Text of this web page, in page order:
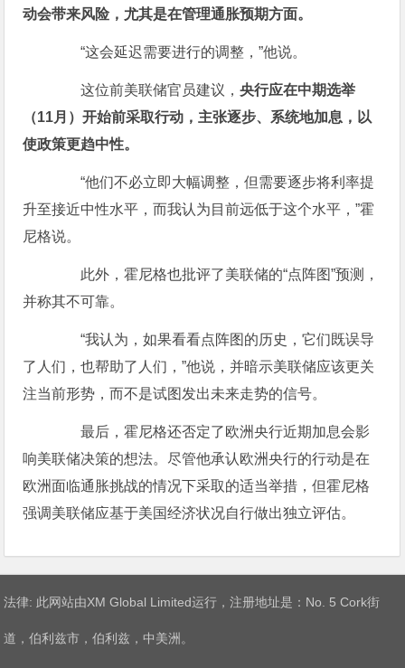
动会带来风险，尤其是在管理通胀预期方面。
“这会延迟需要进行的调整，”他说。
这位前美联储官员建议，央行应在中期选举
（11月）开始前采取行动，主张逐步、系统地加息，以
使政策更趋中性。
“他们不必立即大幅调整，但需要逐步将利率提
升至接近中性水平，而我认为目前远低于这个水平，”霍
尼格说。
此外，霍尼格也批评了美联储的“点阵图”预测，
并称其不可靠。
“我认为，如果看看点阵图的历史，它们既误导
了人们，也帮助了人们，”他说，并暗示美联储应该更关
注当前形势，而不是试图发出未来走势的信号。
最后，霍尼格还否定了欧洲央行近期加息会影
响美联储决策的想法。尽管他承认欧洲央行的行动是在
欧洲面临通胀挑战的情况下采取的适当举措，但霍尼格
强调美联储应基于美国经济状况自行做出独立评估。
法律: 此网站由XM Global Limited运行，注册地址是：No. 5 Cork街
道，伯利兹市，伯利兹，中美洲。